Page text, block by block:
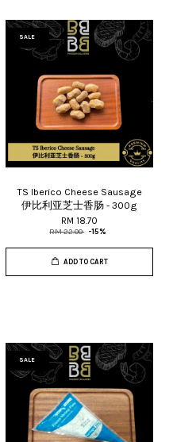
SALE
TS Iberico Cheese Sausage
伊比利亚芝士香肠 - 300g
RM 18.70
RM 22.00 -15%
ADD TO CART
SALE